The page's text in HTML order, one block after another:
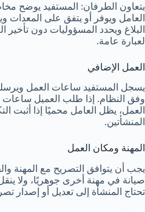
يتعاون الطرفان: المستفيد يوضح
العامل ويوفر أو يتفق على المعدات
البلاغ ويحدد المسؤوليات دون تأخير
لعبارة عامة.
العمل الإضافي
يسجل المستفيد ساعات العمل
وفق النظام. إذا طلب العميل
العمل، يظل العامل محميًا إذا أثبت
المنشأتين.
المهنة ومكان العمل
يجب أن يتوافق التصريح مع المهنة
صيانة في مهنة أخرى جوهريًا، ولا
تحتاج المنشأة إلى تعديل أو إصدار